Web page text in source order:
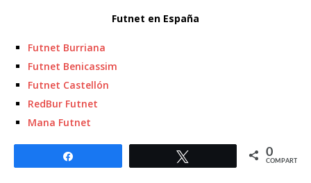
Futnet en España
Futnet Burriana
Futnet Benicassim
Futnet Castellón
RedBur Futnet
Mana Futnet
0
COMPARTIR